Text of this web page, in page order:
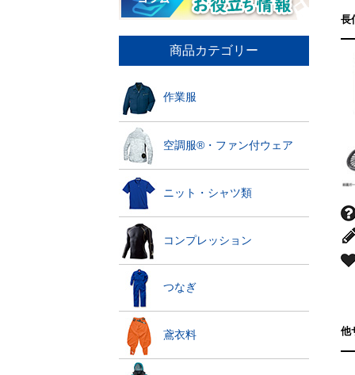
商品カテゴリー
作業服
空調服®・ファン付ウェア
ニット・シャツ類
コンプレッション
つなぎ
鳶衣料
長
他